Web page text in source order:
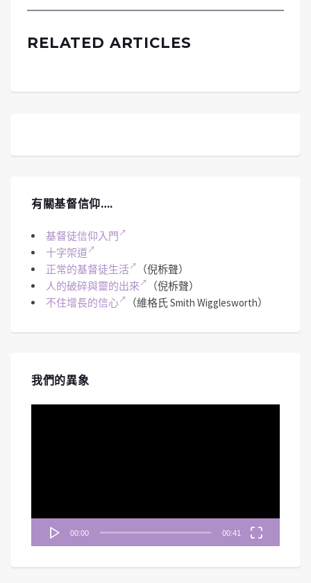
RELATED ARTICLES
有關基督信仰….
基督徒信仰入門
十字架道
正常的基督徒生活
（倪柝聲）
人的破碎與靈的出來
（倪柝聲）
不住增長的信心
（維格氏 Smith Wigglesworth）
我們的異象
00:00 00:41